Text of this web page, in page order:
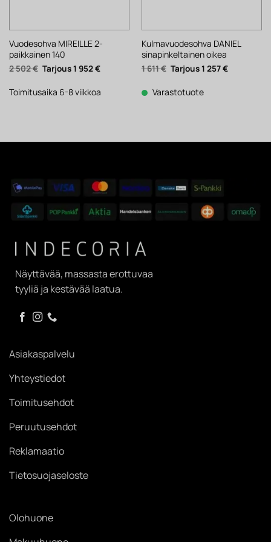
Vuodesohva MIREILLE 2-
paikkainen 140
2 502€ Alkuperäinen
hinta
2
502 €.
1 952€Nykyinen
1
Toimitusaika 6-8 viikkoa
Kulmavuodesohva DANIEL
sinapinkeltainen oikea
1 611€ Alkuperäinen
hinta
1
611 €.
1 257€Nykyinen
Varastotuote
Näyttävää, massasta erottuvaa
tyyliä ja kestävää laatua.
Asiakaspalvelu
Yhteystiedot
Toimitusehdot
Peruutusehdot
Reklamaatio
Tietosuojaseloste
Olohuone